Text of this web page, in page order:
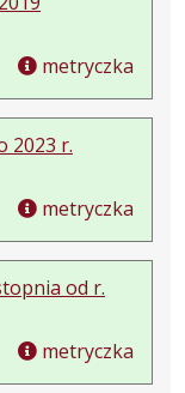
metryczka
2023 r.
metryczka
od r.
metryczka